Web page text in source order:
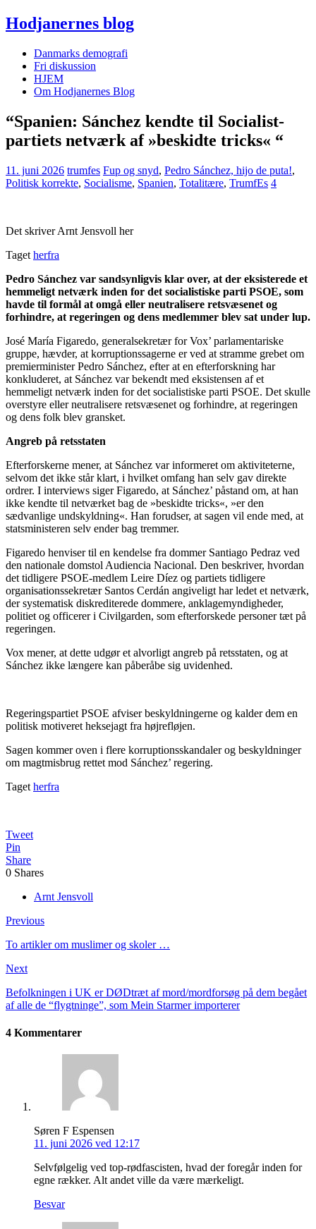
Hodjanernes blog
Danmarks demografi
Fri diskussion
HJEM
Om Hodjanernes Blog
“Spanien: Sánchez kendte til Socialist­
partiets net­værk af »beskidte tricks« “
11. juni 2026 trumfes Fup og snyd, Pedro Sánchez, hijo de puta!,
Politisk korrekte, Socialisme, Spanien, Totalitære, TrumfEs 4
Det skriver Arnt Jensvoll her
Taget herfra
Pedro Sánchez var sandsynligvis klar over, at der eksisterede et
hemmeligt netværk inden for det socialistiske parti PSOE, som
havde til formål at omgå eller neutralisere retsvæsenet og
forhindre, at regeringen og dens medlemmer blev sat under lup.
José María Figaredo, generalsekretær for Vox’ parlamentariske
gruppe, hævder, at korruptionssagerne er ved at stramme grebet om
premierminister Pedro Sánchez, efter at en efterforskning har
konkluderet, at Sánchez var bekendt med eksistensen af et
hemmeligt netværk inden for det socialistiske parti PSOE. Det skulle
overstyre eller neutralisere retsvæsenet og forhindre, at regeringen
og dens folk blev gransket.
Angreb på retsstaten
Efterforskerne mener, at Sánchez var informeret om aktiviteterne,
selvom det ikke står klart, i hvilket omfang han selv gav direkte
ordrer. I interviews siger Figaredo, at Sánchez’ påstand om, at han
ikke kendte til netværket bag de »beskidte tricks«, »er den
sædvanlige undskyldning«. Han forudser, at sagen vil ende med, at
statsministeren selv ender bag tremmer.
Figaredo henviser til en kendelse fra dommer Santiago Pedraz ved
den nationale domstol Audiencia Nacional. Den beskriver, hvordan
det tidligere PSOE-medlem Leire Díez og partiets tidligere
organisationssekretær Santos Cerdán angiveligt har ledet et netværk,
der systematisk diskrediterede dommere, anklagemyndigheder,
politiet og officerer i Civilgarden, som efterforskede personer tæt på
regeringen.
Vox mener, at dette udgør et alvorligt angreb på retsstaten, og at
Sánchez ikke længere kan påberåbe sig uvidenhed.
Regeringspartiet PSOE afviser beskyldningerne og kalder dem en
politisk motiveret heksejagt fra højrefløjen.
Sagen kommer oven i flere korruptionsskandaler og beskyldninger
om magtmisbrug rettet mod Sánchez’ regering.
Taget herfra
Tweet
Pin
Share
0 Shares
Arnt Jensvoll
Previous
To artikler om muslimer og skoler …
Next
Befolkningen i UK er DØDtræt af mord/mordforsøg på dem begået
af alle de “flygtninge”, som Mein Starmer importerer
4 Kommentarer
Søren F Espensen
11. juni 2026 ved 12:17
Selvfølgelig ved top-rødfascisten, hvad der foregår inden for
egne rækker. Alt andet ville da være mærkeligt.
Besvar